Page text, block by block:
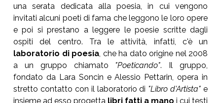
una serata dedicata alla poesia, in cui vengono
invitati alcuni poeti di fama che leggono le loro opere
e poi si prestano a leggere le poesie scritte dagli
ospiti del centro. Tra le attività, infatti, c'è un
laboratorio di poesia, che ha dato origine nel 2008
a un gruppo chiamato "Poeticando". Il gruppo,
fondato da Lara Soncin e Alessio Pettarin, opera in
stretto contatto con il laboratorio di "Libro d'Artista" e
insieme ad esso progetta libri fatti a mano i cui testi